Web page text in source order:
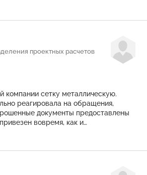
проектных расчетов
компании сетку металлическую.
реагировала на обращения,
документы предоставлены
вовремя, как и
плодотворное